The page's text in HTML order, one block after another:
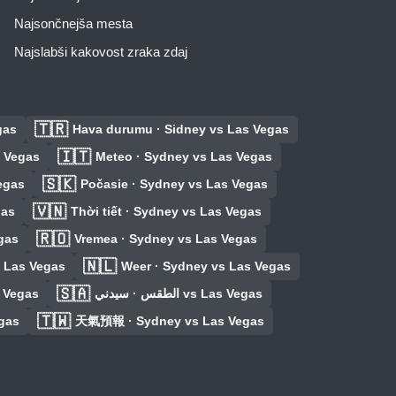
Najsončnejša mesta
Najslabši kakovost zraka zdaj
🇹🇷 Hava durumu · Sidney vs Las Vegas
🇮🇹 Meteo · Sydney vs Las Vegas
🇸🇰 Počasie · Sydney vs Las Vegas
🇻🇳 Thời tiết · Sydney vs Las Vegas
🇷🇴 Vremea · Sydney vs Las Vegas
Vegas
🇳🇱 Weer · Sydney vs Las Vegas
🇸🇦
الطقس · سيدني vs Las Vegas
🇹🇼 天氣預報 · Sydney vs Las Vegas